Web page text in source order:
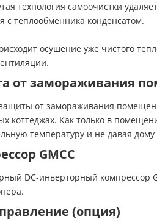
технология самоочистки
с теплообменника конденсатом.
осушение уже чистого
от замораживания
от замораживания
коттеджах. Как только в
температуру и не давая дому
GMCC
DC-инверторный компрессор
(опция)